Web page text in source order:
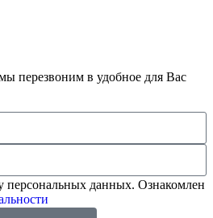
перезвоним в удобное для Вас
персональных данных. Ознакомлен